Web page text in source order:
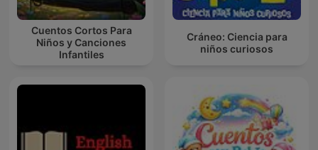
Cuentos Cortos Para
Niños y Canciones
Infantiles
Cráneo: Ciencia para
niños curiosos